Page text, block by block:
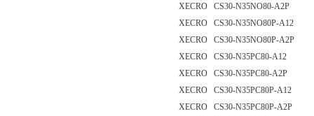
XECRO CS30-N35NO80-A2P
XECRO CS30-N35NO80P-A12
XECRO CS30-N35NO80P-A2P
XECRO CS30-N35PC80-A12
XECRO CS30-N35PC80-A2P
XECRO CS30-N35PC80P-A12
XECRO CS30-N35PC80P-A2P